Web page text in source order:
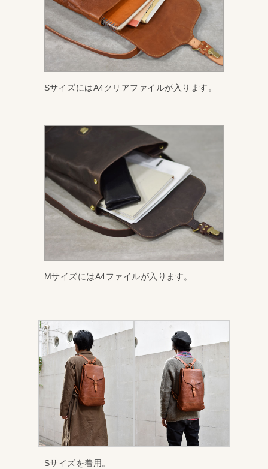
SサイズにはA4クリアファイルが入ります。
MサイズにはA4ファイルが入ります。
Sサイズを着用。